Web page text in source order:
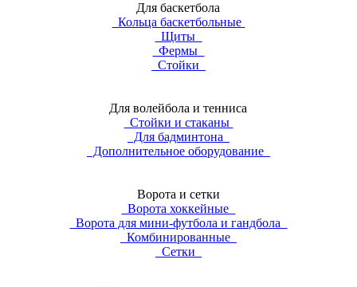
Для баскетбола
Кольца баскетбольные
Щиты
Фермы
Стойки
Для волейбола и тенниса
Стойки и стаканы
Для бадминтона
Дополнительное оборудование
Ворота и сетки
Ворота хоккейные
Ворота для мини-футбола и гандбола
Комбинированные
Сетки